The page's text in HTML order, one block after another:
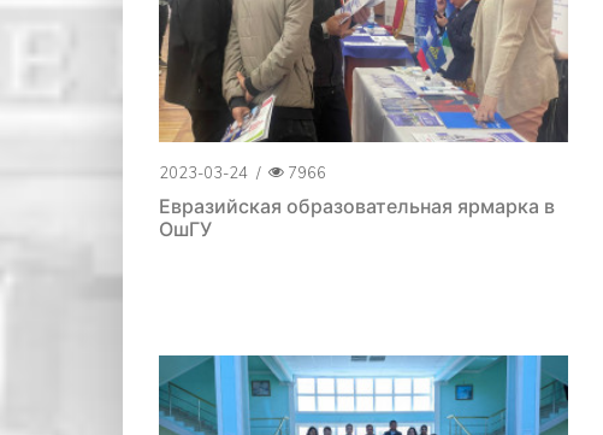
2023-03-24 / 7966
Евразийская образовательная ярмарка в
ОшГУ